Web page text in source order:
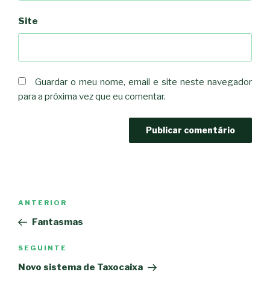
Site
Guardar o meu nome, email e site neste navegador
para a próxima vez que eu comentar.
artigos
Conteúdo
anterior
ANTERIOR
Fantasmas
Conteúdo
seguinte
SEGUINTE
Novo sistema de Taxocaixa